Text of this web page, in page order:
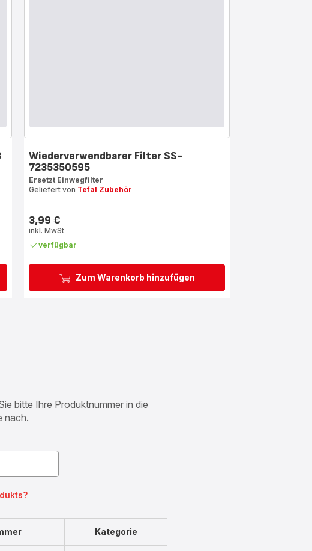
Zum Warenkorb hinzufügen
Wiederverwendbarer Filter SS-
7235350595
Ersetzt Einwegfilter
Geliefert von Tefal Zubehör
Preis
3,99 €
inkl. MwSt
verfügbar
bitte Ihre Produktnummer in die
nach.
Kategorie